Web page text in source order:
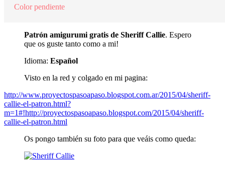
Color pendiente
Patrón amigurumi gratis de Sheriff Callie. Espero
que os guste tanto como a mi!
Idioma: Español
Visto en la red y colgado en mi pagina:
http://www.proyectospasoapaso.blogspot.com.ar/2015/04/sheriff-
callie-el-patron.html?
m=1#!http://proyectospasoapaso.blogspot.com/2015/04/sheriff-
callie-el-patron.html
Os pongo también su foto para que veáis como queda: